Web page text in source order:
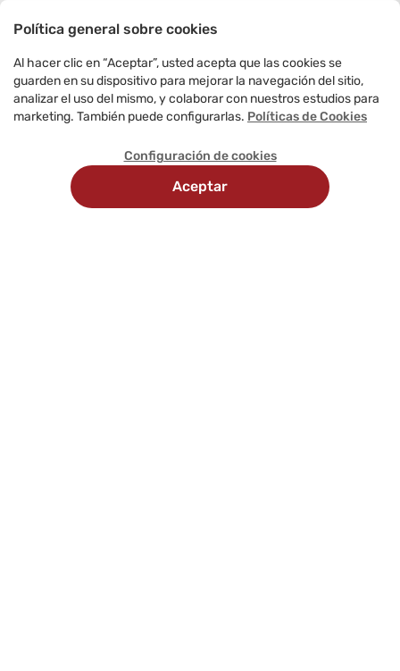
Política general sobre cookies
Al hacer clic en “Aceptar”, usted acepta que las cookies se
guarden en su dispositivo para mejorar la navegación del sitio,
analizar el uso del mismo, y colaborar con nuestros estudios para
marketing. También puede configurarlas. Políticas de Cookies
Configuración de cookies
Aceptar